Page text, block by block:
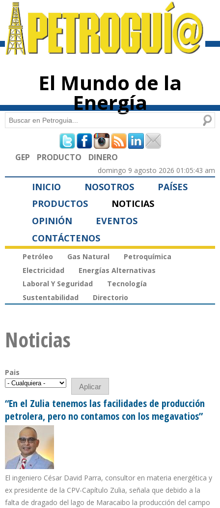
contenido
El Mundo de la
Energía
Formulario de búsqueda
Buscar
GEP PRODUCTO DINERO
domingo 9 agosto 2026 01:05:43 am
INICIO NOSOTROS
PAÍSES
PRODUCTOS
NOTICIAS
OPINIÓN
EVENTOS
CONTÁCTENOS
Petróleo Gas Natural
Petroquímica
Electricidad
Energías Alternativas
Laboral Y Seguridad
Tecnología
Sustentabilidad
Directorio
Noticias
Pais
“En el Zulia tenemos las facilidades de producción
petrolera, pero no contamos con los megavatios”
El ingeniero César David Parra, consultor en materia energética y
ex presidente de la CPV-Capítulo Zulia, señala que debido a la
falta de dragado del lago de Maracaibo la producción del campo